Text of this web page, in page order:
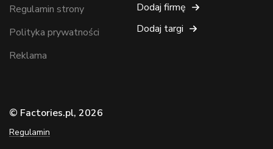
Regulamin strony
Polityka prywatności
Reklama
Dodaj firmę
Dodaj targi
© Factories.pl, 2026
Regulamin